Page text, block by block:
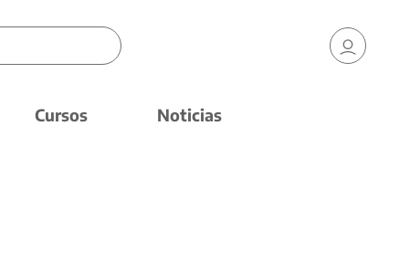
Cursos Noticias